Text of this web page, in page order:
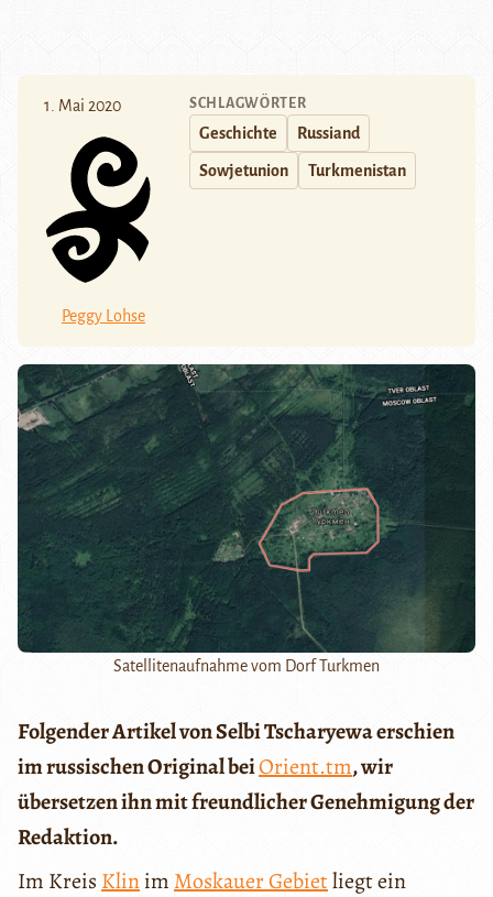
1. Mai 2020
Peggy Lohse
SCHLAGWÖRTER
Geschichte Russiand
Sowjetunion Turkmenistan
Satellitenaufnahme vom Dorf Turkmen
Folgender Artikel von Selbi Tscharyewa erschien
im russischen Original beiOrient.tm, wir
übersetzen ihn mit freundlicher Genehmigung der
Redaktion.
Im Kreis Klinim Moskauer Gebietliegt ein